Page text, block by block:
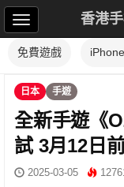
香港
免費遊戲
日本 手遊
全新手遊《
試 3月12日
2025-03-05